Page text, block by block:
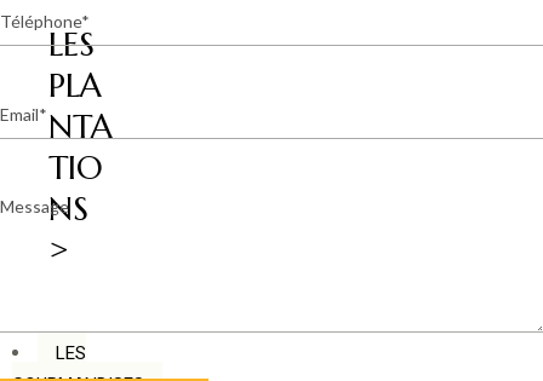
LES
PLA
NTA
TIO
NS
>
LES
Téléphone
Email
Message